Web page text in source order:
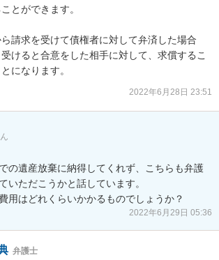
とができます。
請求を受けて債権者に対して弁済した場合
けると合意をした相手に対して、求償するこ
になります。
2022年6月28日 23:51
の遺産放棄に納得してくれず、こちらも弁護
いただこうかと話しています。
用はどれくらいかかるものでしょうか？
2022年6月29日 05:36
弁護士